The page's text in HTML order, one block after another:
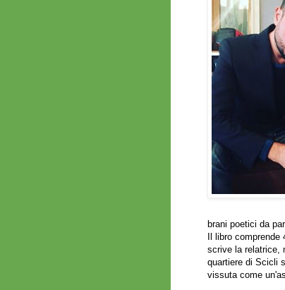
brani poetici da
Il libro comprende
scrive la relatrice,
quartiere di Scicli
vissuta come